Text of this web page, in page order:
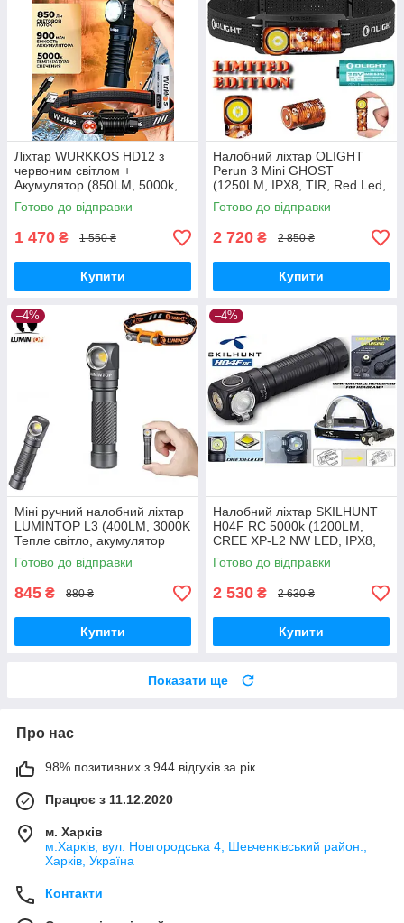
Ліхтар WURKKOS HD12 з
червоним світлом +
Акумулятор (850LM, 5000k,
2x 90-CRI LED, USB-C, IP-68,
Магніт, Кліпса, Темляк)
Готово до відправки
1 470 ₴ 1 550 ₴
Купити
Налобний ліхтар OLIGHT
Perun 3 Mini GHOST
(1250LM, IPX8, TIR, Red Led,
Магніт) + Акумулятор 16340
650mAh
Готово до відправки
2 720 ₴ 2 850 ₴
Купити
–4%
Міні ручний налобний ліхтар
LUMINTOP L3 (400LM, 3000K
Тепле світло, акумулятор
10400 AAA, IP68)
Готово до відправки
845 ₴ 880 ₴
Купити
–4%
Налобний ліхтар SKILHUNT
H04F RC 5000k (1200LM,
CREE XP-L2 NW LED, IPX8,
Магніт, TIR + плоске скло)
Готово до відправки
2 530 ₴ 2 630 ₴
Купити
Показати ще
Про нас
98% позитивних з 944 відгуків за рік
Працює з 11.12.2020
м. Харків
м.Харків, вул. Новгородська 4, Шевченківський район.,
Харків, Україна
Контакти